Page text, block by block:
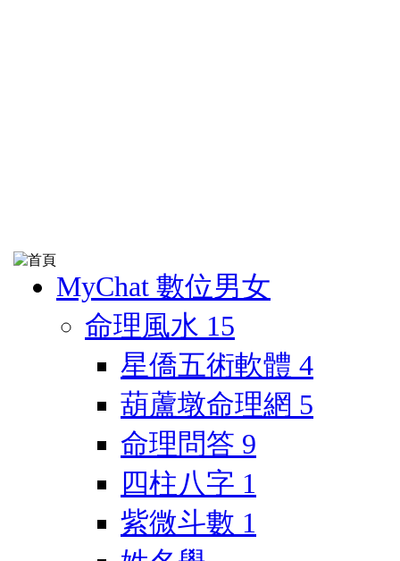
MyChat 數位男女
命理風水 15
星僑五術軟體 4
葫蘆墩命理網 5
命理問答 9
四柱八字 1
紫微斗數 1